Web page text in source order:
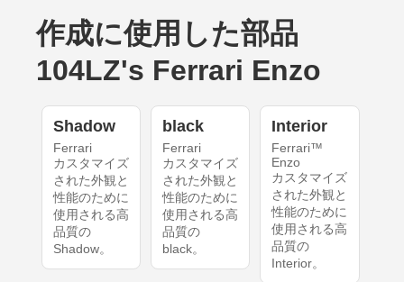
作成に使用した部品
104LZ's Ferrari Enzo
Shadow
Ferrari
カスタマイズ
された外観と
性能のために
使用される高
品質の
Shadow。
black
Ferrari
カスタマイズ
された外観と
性能のために
使用される高
品質の
black。
Interior
Ferrari™
Enzo
カスタマイズ
された外観と
性能のために
使用される高
品質の
Interior。